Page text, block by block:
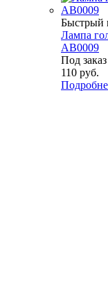
Быстрый
Лампа
AB0009
Под заказ
110 руб.